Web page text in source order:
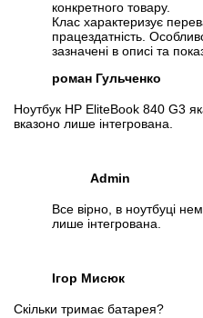
конкретного товару.
Клас характеризує
працездатність.
зазначені в описі та
роман Гульченко
Ноутбук HP EliteBook 840 G3
вказоно лише інтегрована.
Admin
Все вірно, в ноутбуці
лише інтегрована.
Ігор Мисюк
Скільки тримає батарея?